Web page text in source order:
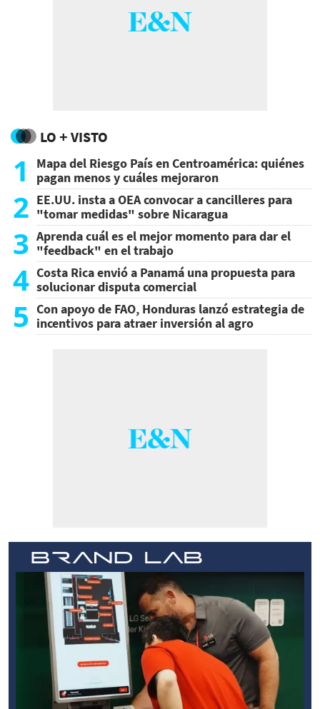
LO + VISTO
1
Mapa del Riesgo País en Centroamérica: quiénes
pagan menos y cuáles mejoraron
2 EE.UU. insta a OEA convocar a cancilleres para
"tomar medidas" sobre Nicaragua
3 Aprenda cuál es el mejor momento para dar el
"feedback" en el trabajo
4 Costa Rica envió a Panamá una propuesta para
solucionar disputa comercial
5 Con apoyo de FAO, Honduras lanzó estrategia de
incentivos para atraer inversión al agro